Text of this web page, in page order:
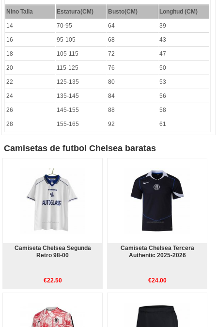
Nino Talla Estatura(CM) Busto(CM) Longitud (CM)
14 70-95 64 39
16 95-105 68 43
18 105-115 72 47
20 115-125 76 50
22 125-135 80 53
24 135-145 84 56
26 145-155 88 58
28 155-165 92 61
Camisetas de futbol Chelsea baratas
Camiseta Chelsea Segunda
Retro 98-00
€22.50
Camiseta Chelsea Tercera
Authentic 2025-2026
€24.00